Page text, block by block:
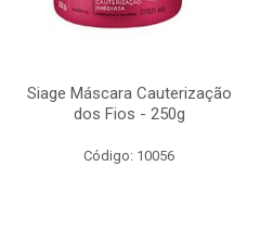
Siage Máscara Cauterização
dos Fios - 250g
Código: 10056